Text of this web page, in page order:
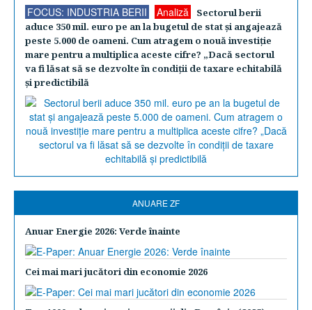
FOCUS: INDUSTRIA BERII Analiză
Sectorul berii
aduce 350 mil. euro pe an la bugetul de stat şi angajează
peste 5.000 de oameni. Cum atragem o nouă investiţie
mare pentru a multiplica aceste cifre? „Dacă sectorul
va fi lăsat să se dezvolte în condiţii de taxare echitabilă
şi predictibilă
ANUARE ZF
Anuar Energie 2026: Verde înainte
Cei mai mari jucători din economie 2026